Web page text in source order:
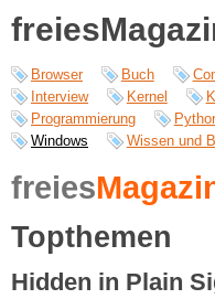
Browser Buch
Interview
Kernel
Programmierung
Windows
Wissen und
freies
Topthemen
Hidden in Plain